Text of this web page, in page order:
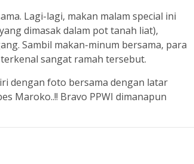
Lagi-lagi, makan malam special ini
dimasak dalam pot tanah liat),
Sambil makan-minum bersama, para
sangat ramah tersebut.
dengan foto bersama dengan latar
Maroko..!! Bravo PPWI dimanapun